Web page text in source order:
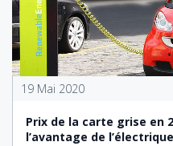
19 Mai 2020
Prix de la carte grise en
l’avantage de l’électrique